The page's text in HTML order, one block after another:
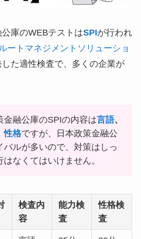
庫のWEBテストはSPIが行われ
ートマネジメントソリューショ
た適性検査で、多くの企業が
金融公庫のSPIの内容は言語、
性格ですが、日本政策金融公
バルが多いので、対策はしっ
はなくてはいけません。
検査内
容
能力検
査
性格検
査